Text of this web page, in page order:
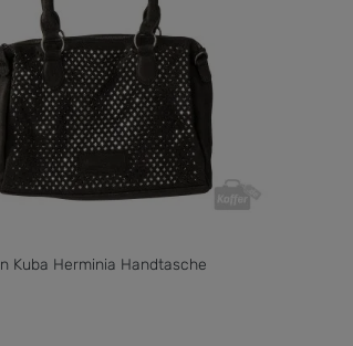
Kuba Herminia Handtasche